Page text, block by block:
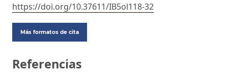
https://doi.org/10.37611/IB5ol118-32
Más formatos de cita
Referencias